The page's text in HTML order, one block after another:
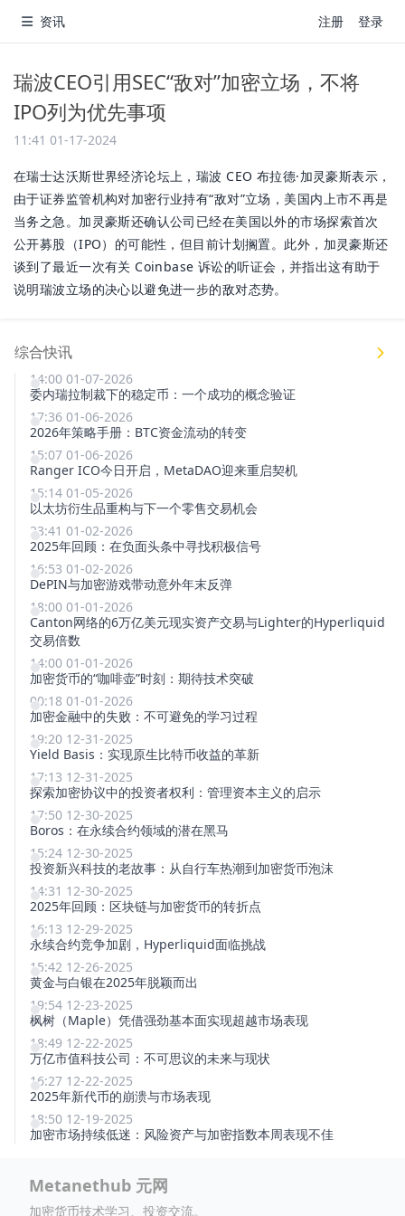
资讯 注册 登录
瑞波CEO引用SEC“敌对”加密立场，不将
IPO列为优先事项
11:41 01-17-2024
在瑞士达沃斯世界经济论坛上，瑞波 CEO 布拉德·加灵豪斯表示，
由于证券监管机构对加密行业持有“敌对”立场，美国内上市不再是
当务之急。加灵豪斯还确认公司已经在美国以外的市场探索首次
公开募股（IPO）的可能性，但目前计划搁置。此外，加灵豪斯还
谈到了最近一次有关 Coinbase 诉讼的听证会，并指出这有助于
说明瑞波立场的决心以避免进一步的敌对态势。
综合快讯
14:00 01-07-2026
委内瑞拉制裁下的稳定币：一个成功的概念验证
17:36 01-06-2026
2026年策略手册：BTC资金流动的转变
15:07 01-06-2026
Ranger ICO今日开启，MetaDAO迎来重启契机
15:14 01-05-2026
以太坊衍生品重构与下一个零售交易机会
23:41 01-02-2026
2025年回顾：在负面头条中寻找积极信号
16:53 01-02-2026
DePIN与加密游戏带动意外年末反弹
18:00 01-01-2026
Canton网络的6万亿美元现实资产交易与Lighter的Hyperliquid
交易倍数
14:00 01-01-2026
加密货币的“咖啡壶”时刻：期待技术突破
00:18 01-01-2026
加密金融中的失败：不可避免的学习过程
19:20 12-31-2025
Yield Basis：实现原生比特币收益的革新
17:13 12-31-2025
探索加密协议中的投资者权利：管理资本主义的启示
17:50 12-30-2025
Boros：在永续合约领域的潜在黑马
15:24 12-30-2025
投资新兴科技的老故事：从自行车热潮到加密货币泡沫
14:31 12-30-2025
2025年回顾：区块链与加密货币的转折点
16:13 12-29-2025
永续合约竞争加剧，Hyperliquid面临挑战
15:42 12-26-2025
黄金与白银在2025年脱颖而出
19:54 12-23-2025
枫树（Maple）凭借强劲基本面实现超越市场表现
18:49 12-22-2025
万亿市值科技公司：不可思议的未来与现状
16:27 12-22-2025
2025年新代币的崩溃与市场表现
18:50 12-19-2025
加密市场持续低迷：风险资产与加密指数本周表现不佳
Metanethub 元网
加密货币技术学习、投资交流。